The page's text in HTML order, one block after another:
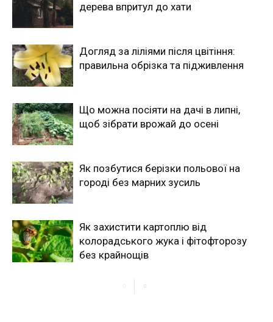
дерева впритул до хати
Догляд за ліліями після цвітіння:
правильна обрізка та підживлення
Що можна посіяти на дачі в липні,
щоб зібрати врожай до осені
Як позбутися берізки польової на
городі без марних зусиль
Як захистити картоплю від
колорадського жука і фітофторозу
без крайнощів